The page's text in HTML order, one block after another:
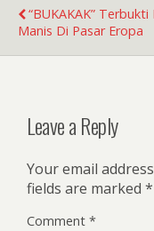
“BUKAKAK” Terbukti
Manis Di Pasar Eropa
Leave a Reply
Your email
fields are marked *
Comment *